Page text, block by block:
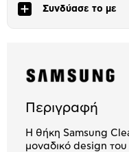
Συνδύασε το με
Περιγραφή
Η θήκη Samsung
μοναδικό design